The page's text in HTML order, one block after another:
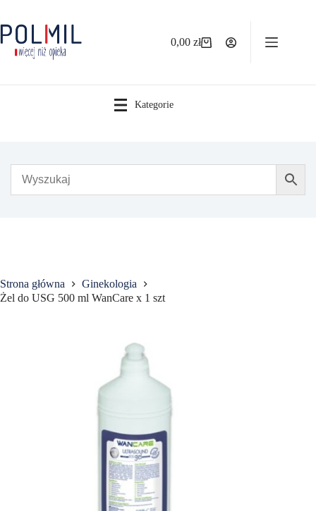
treści
Koszyk
0,00zł
Kategorie
Strona główna
Ginekologia
Żel do USG 500 ml WanCare x 1 szt